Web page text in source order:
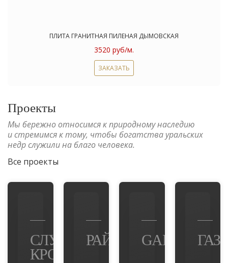
ПЛИТА ГРАНИТНАЯ ПИЛЕНАЯ ДЫМОВСКАЯ
3520 руб/м.
ЗАКАЗАТЬ
Проекты
Мы бережно относимся к природному наследию
и стремимся к тому, чтобы богатства уральских
недр служили на благо человека.
Все проекты
СЛУЖБА
КРОВИ
РАЙФФАЙЗЕНБАНК
GARDEROB